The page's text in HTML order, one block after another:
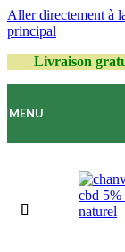
Aller directement à
principal
Livraison
MENU